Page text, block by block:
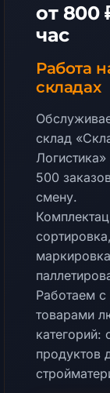
от 800
час
Работа
складах
склад
500
смену.
Работаем с
товарами
категорий:
продуктов